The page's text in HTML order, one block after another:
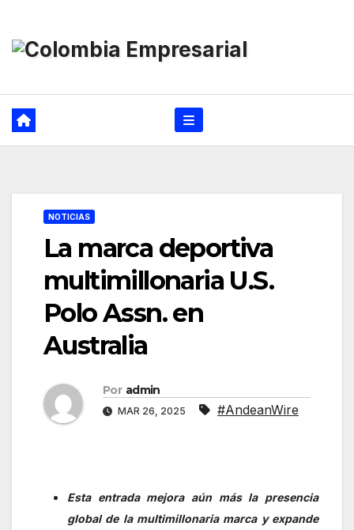
contenido
NOTICIAS
La marca deportiva
multimillonaria U.S.
Polo Assn. en
Australia
Por admin
MAR 26, 2025 #AndeanWire
Esta entrada mejora aún más la presencia
global de la multimillonaria marca y expande